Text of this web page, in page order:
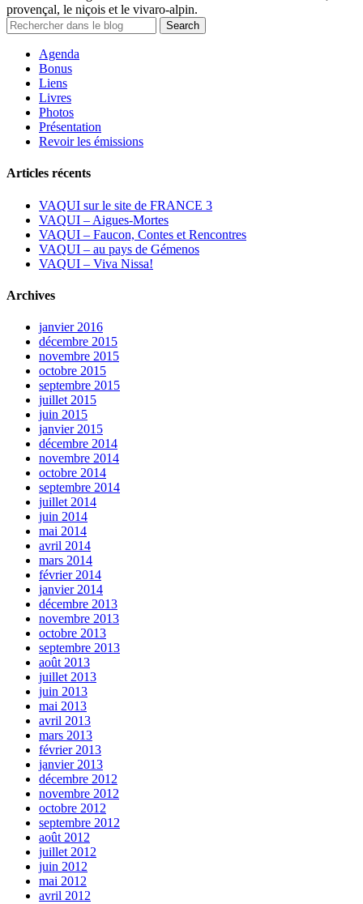
provençal, le niçois et le vivaro-alpin.
Agenda
Bonus
Liens
Livres
Photos
Présentation
Revoir les émissions
Articles récents
VAQUI sur le site de FRANCE 3
VAQUI – Aigues-Mortes
VAQUI – Faucon, Contes et Rencontres
VAQUI – au pays de Gémenos
VAQUI – Viva Nissa!
Archives
janvier 2016
décembre 2015
novembre 2015
octobre 2015
septembre 2015
juillet 2015
juin 2015
janvier 2015
décembre 2014
novembre 2014
octobre 2014
septembre 2014
juillet 2014
juin 2014
mai 2014
avril 2014
mars 2014
février 2014
janvier 2014
décembre 2013
novembre 2013
octobre 2013
septembre 2013
août 2013
juillet 2013
juin 2013
mai 2013
avril 2013
mars 2013
février 2013
janvier 2013
décembre 2012
novembre 2012
octobre 2012
septembre 2012
août 2012
juillet 2012
juin 2012
mai 2012
avril 2012